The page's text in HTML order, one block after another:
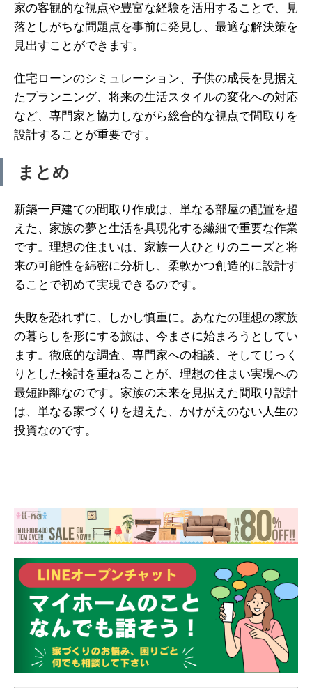
家の客観的な視点や豊富な経験を活用することで、見
落としがちな問題点を事前に発見し、最適な解決策を
見出すことができます。
住宅ローンのシミュレーション、子供の成長を見据え
たプランニング、将来の生活スタイルの変化への対応
など、専門家と協力しながら総合的な視点で間取りを
設計することが重要です。
まとめ
新築一戸建ての間取り作成は、単なる部屋の配置を超
えた、家族の夢と生活を具現化する繊細で重要な作業
です。理想の住まいは、家族一人ひとりのニーズと将
来の可能性を綿密に分析し、柔軟かつ創造的に設計す
ることで初めて実現できるのです。
失敗を恐れずに、しかし慎重に。あなたの理想の家族
の暮らしを形にする旅は、今まさに始まろうとしてい
ます。徹底的な調査、専門家への相談、そしてじっく
りとした検討を重ねることが、理想の住まい実現への
最短距離なのです。家族の未来を見据えた間取り設計
は、単なる家づくりを超えた、かけがえのない人生の
投資なのです。